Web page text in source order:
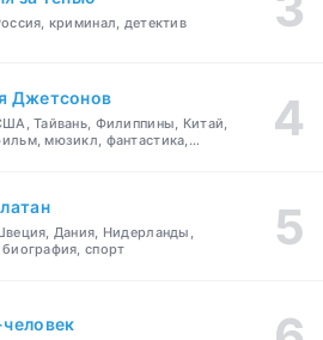
криминал, детектив
Джетсонов
Тайвань, Филиппины, Китай,
мюзикл, фантастика,
Дания, Нидерланды,
спорт